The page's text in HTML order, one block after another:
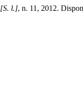
[S. l.], n. 11, 2012.